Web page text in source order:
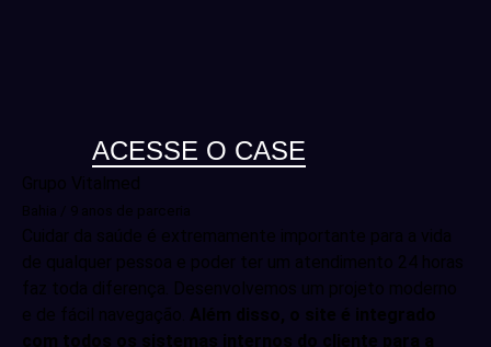
ACESSE O CASE
Grupo Vitalmed
Bahia / 9 anos de parceria
Cuidar da saúde é extremamente importante para a vida
de qualquer pessoa e poder ter um atendimento 24 horas
faz toda diferença. Desenvolvemos um projeto moderno
e de fácil navegação. Além disso, o site é integrado
com todos os sistemas internos do cliente para a